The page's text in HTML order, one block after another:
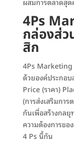
4Ps
กล่องส่
สิก
4Ps Marketing
ด้วยองค์ประกอ
Price (ราคา)
(การส่งเสริมการ
กันเพื่อสร้างกล
ความต้องการขอ
4 Ps นี้กัน